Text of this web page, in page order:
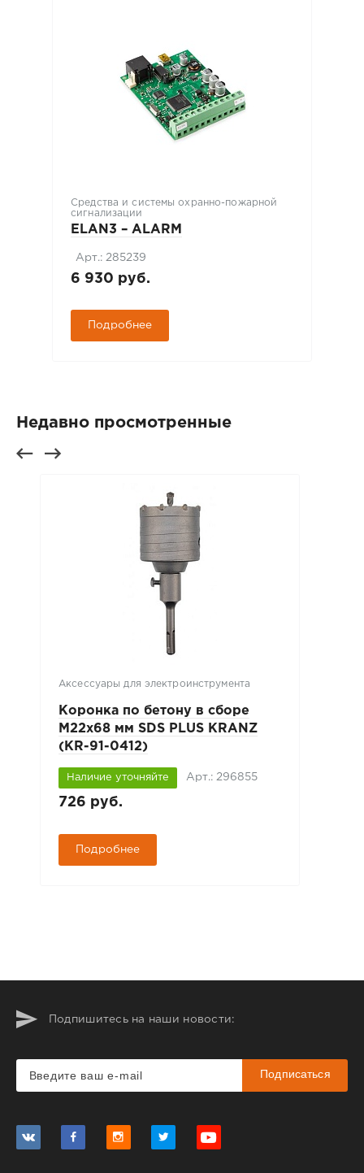
Средства и системы охранно-пожарной
сигнализации
ELAN3 – ALARM
Арт.: 285239
6 930 руб.
Подробнее
Недавно просмотренные
Аксессуары для электроинструмента
Коронка по бетону в сборе
М22х68 мм SDS PLUS KRANZ
(KR-91-0412)
Наличие уточняйте Арт.: 296855
726 руб.
Подробнее
Подпишитесь на наши новости:
Подписаться